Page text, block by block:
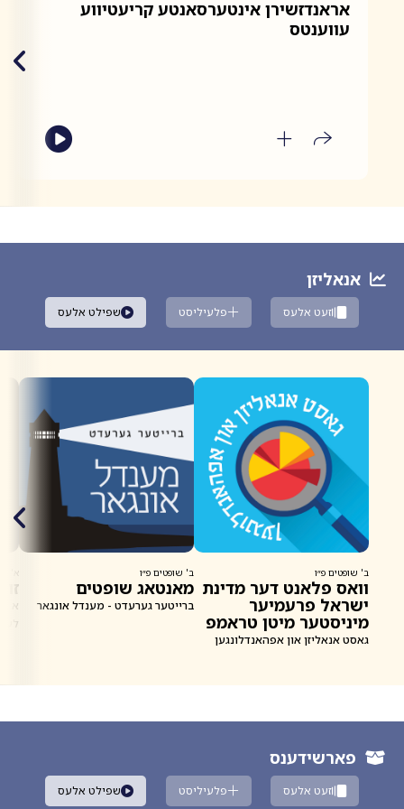
אראנדזשירן אינטערסאנטע קריעטיווע
עווענטס
אנאליזן
שפילט אלעס פלעיליסט זעט אלעס
ב' שופטים פ״ו
וואס פלאנט דער מדינת
ישראל פרעמיער
מיניסטער מיטן טראמפ
שלום פלאן אין עזה
גאסט אנאליזן און אפהאנדלונגען
ב' שופטים פ״ו
מאנטאג שופטים
ברייטער גערעדט - מענדל אונגאר
א'
א
פארשידענס
שפילט אלעס פלעיליסט זעט אלעס